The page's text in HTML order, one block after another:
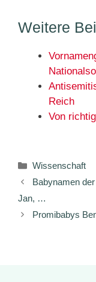
Weitere
Reich
Von
Kategorien
Wissenschaft
Babynamen
Jan, …
Promibabys